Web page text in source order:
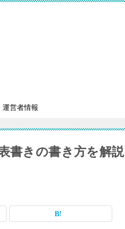
運営者情報
書きの書き方を解説